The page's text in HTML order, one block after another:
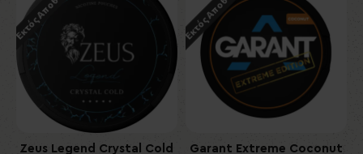
Zeus Legend Crystal Cold
Garant Extreme Coconut